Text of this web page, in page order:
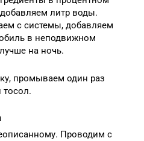
литр воды.
с системы, добавляем
в неподвижном
на ночь.
промываем один раз
тосол.
Проводим с